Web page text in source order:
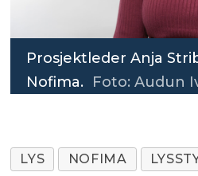
Prosjektleder Anja
Nofima. Foto: Audun
LYS NOFIMA